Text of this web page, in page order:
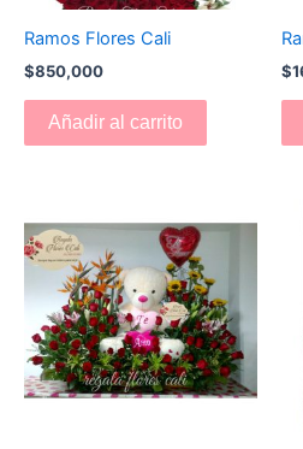
Ramos Flores Cali
$850,000
Añadir al carrito
$